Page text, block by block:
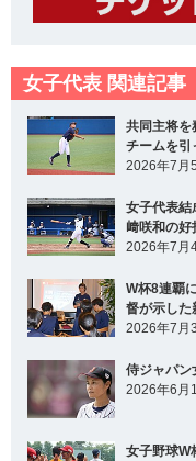
女子代表 関連記事
共同主将を
チームを引
2026年7月
女子代表結
﨑咲和の好
2026年7月
W杯8連覇
督が示した
2026年7月
侍ジャパン
2026年6月
女子野球W